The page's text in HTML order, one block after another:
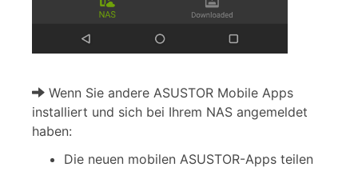
Wenn Sie andere ASUSTOR Mobile Apps
installiert und sich bei Ihrem NAS angemeldet
haben:
Die neuen mobilen ASUSTOR-Apps teilen